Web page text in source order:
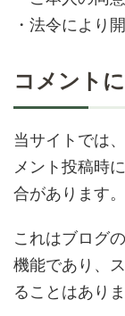
・法令により
コメント
当サイトでは
メント投稿時
合があります。
これはブログ
機能であり、
ることはありま